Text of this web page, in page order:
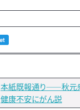
本紙既報通り――秋元
健康不安にがん説